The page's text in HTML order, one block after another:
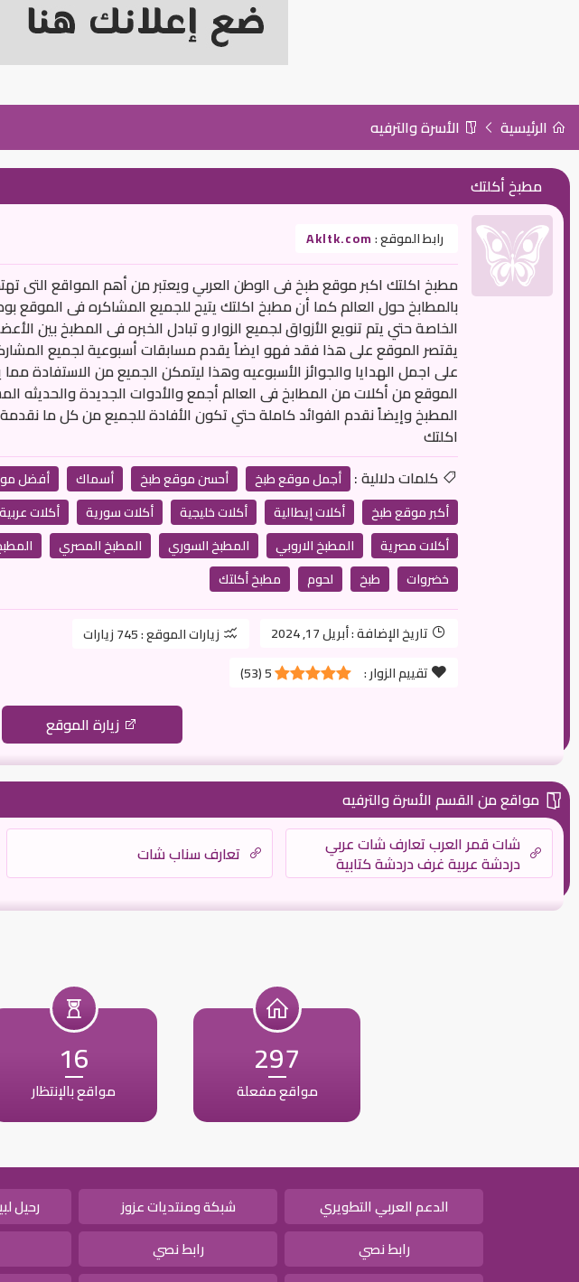
الرئيسية الأسرة والترفيه
مطبخ أكلتك
رابط الموقع :Akltk.com
مطبخ اكلتك اكبر موقع طبخ فى الوطن العربي ويعتبر من أهم المواقع التى
بالمطابخ حول العالم كما أن مطبخ اكلتك يتيح للجميع المشاكره فى الموقع
الخاصة حتي يتم تنويع الأزواق لجميع الزوار و تبادل الخبره فى المطبخ بين
يقتصر الموقع على هذا فقد فهو ايضاً يقدم مسابقات أسبوعية لجميع
على اجمل الهدايا والجوائز الأسبوعيه وهذا ليتمكن الجميع من الاستفادة
الموقع من أكلات من المطابخ فى العالم أجمع والأدوات الجديدة والحديثه
المطبخ وإيضاً نقدم الفوائد كاملة حتي تكون الأفادة للجميع من كل ما
اكلتك
كلمات دلالية : أجمل موقع طبخ أحسن موقع طبخ أسماك
أفضل
أكبر موقع طبخ
أكلات إيطالية أكلات خليجية أكلات سورية
أكلات عربية
أكلات مصرية
المطبخ الاروبي المطبخ السوري المطبخ المصري
خضروات
طبخ لحوم مطبخ أكلتك
تاريخ الإضافة :أبريل 17, 2024 زيارات الموقع :745 زيارات
تقييم الزوار :
5
(
53
)
زيارة الموقع
مواقع من القسم الأسرة والترفيه
شات قمر العرب تعارف شات عربي
دردشة عربية غرف دردشة كتابية تعارف سناب شات
297
مواقع مفعلة
16
مواقع بالإنتظار
الدعم العربي التطويري شبكة ومنتديات عزوز رحيل
رابط نصي
رابط نصي